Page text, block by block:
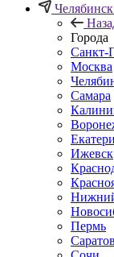
Челябинск
Города
Санкт-
Москва
Самара
Ижевск
Пермь
Саратов